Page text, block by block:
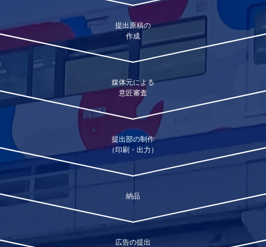
提出原稿の
作成
媒体元による
意匠審査
提出部の制作
（印刷・出力）
納品
広告の提出